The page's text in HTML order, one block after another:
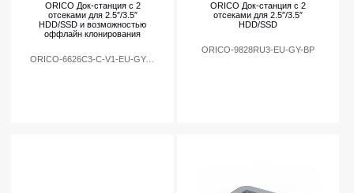
ORICO Док-станция с 2
отсеками для 2.5″/3.5″
HDD/SSD и возможностью
оффлайн клонирования
ORICO-6626C3-C-V1-EU-GY-BP-HW
ORICO Док-станция с 2
отсеками для 2.5″/3.5″
HDD/SSD
ORICO-9828RU3-EU-GY-BP